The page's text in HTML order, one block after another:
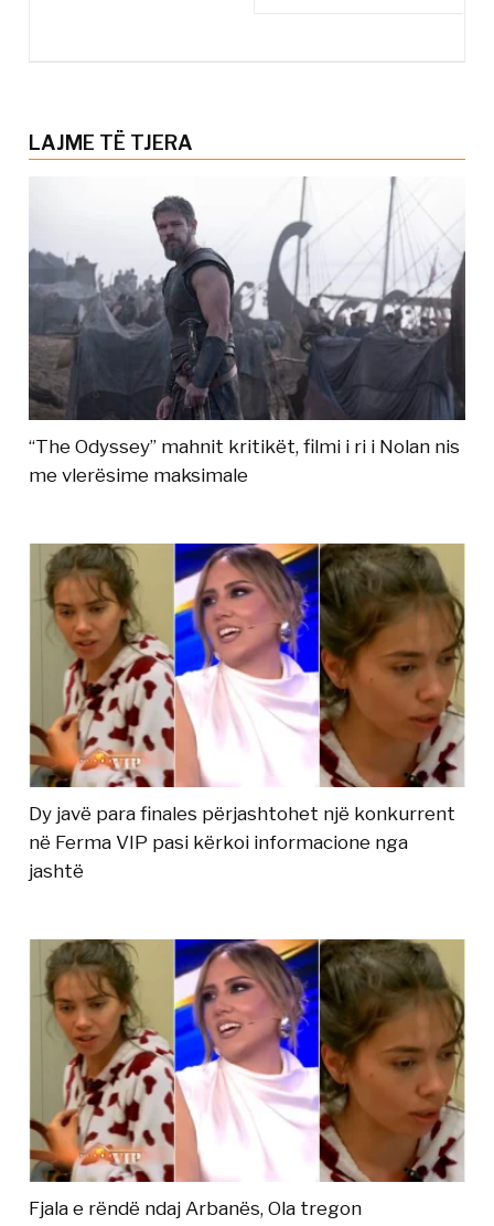
LAJME TË TJERA
“The Odyssey” mahnit kritikët, filmi i ri i Nolan nis
me vlerësime maksimale
Dy javë para finales përjashtohet një konkurrent
në Ferma VIP pasi kërkoi informacione nga
jashtë
Fjala e rëndë ndaj Arbanës, Ola tregon